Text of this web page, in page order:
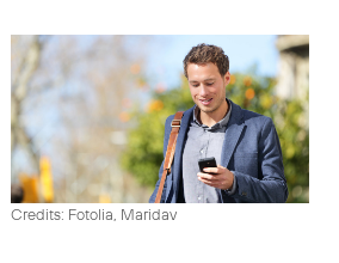
Credits: Fotolia, Maridav